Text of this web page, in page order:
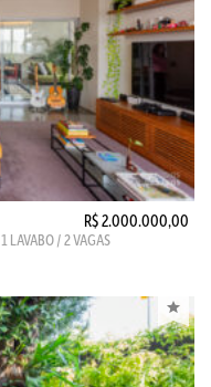
R$ 2.000.000,00
LAVABO / 2 VAGAS